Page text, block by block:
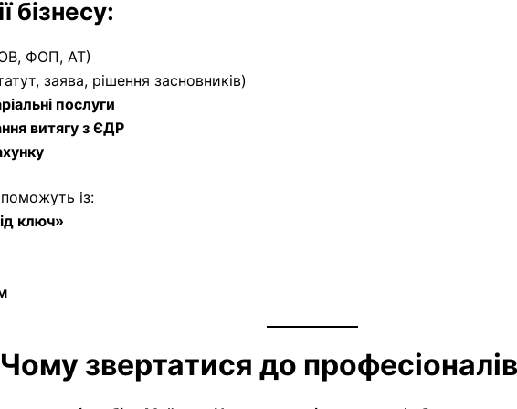
бізнесу:
ФОП, АТ)
заява, рішення засновників)
послуги
витягу з ЄДР
із:
ключ»
звертатися до